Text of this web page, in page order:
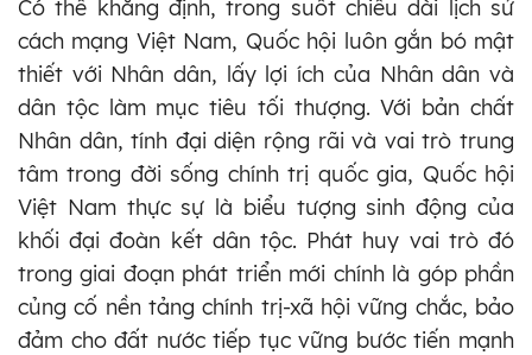
Có thể khẳng định, trong suốt chiều dài lịch sử
cách mạng Việt Nam, Quốc hội luôn gắn bó mật
thiết với Nhân dân, lấy lợi ích của Nhân dân và
dân tộc làm mục tiêu tối thượng. Với bản chất
Nhân dân, tính đại diện rộng rãi và vai trò trung
tâm trong đời sống chính trị quốc gia, Quốc hội
Việt Nam thực sự là biểu tượng sinh động của
khối đại đoàn kết dân tộc. Phát huy vai trò đó
trong giai đoạn phát triển mới chính là góp phần
củng cố nền tảng chính trị-xã hội vững chắc, bảo
đảm cho đất nước tiếp tục vững bước tiến mạnh